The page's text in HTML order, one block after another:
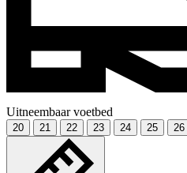
Uitneembaar voetbed
20 21 22 23 24 25 26